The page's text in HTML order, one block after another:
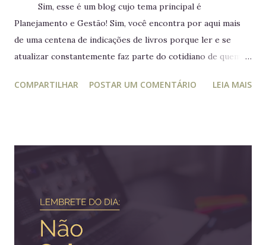
Sim, esse é um blog cujo tema principal é
Planejamento e Gestão! Sim, você encontra por aqui mais
de uma centena de indicações de livros porque ler e se
atualizar constantemente faz parte do cotidiano de quem
planejamento e gestão a leitura e atualização frequente é
territórios alheios, mas nenhum deles tinha ido tão longe a
ponto de cruzar um oceano para viver e reinar do outro
lado do mundo. Embora os europeus dominassem colônias
COMPARTILHAR POSTAR UM COMENTÁRIO LEIA MAIS